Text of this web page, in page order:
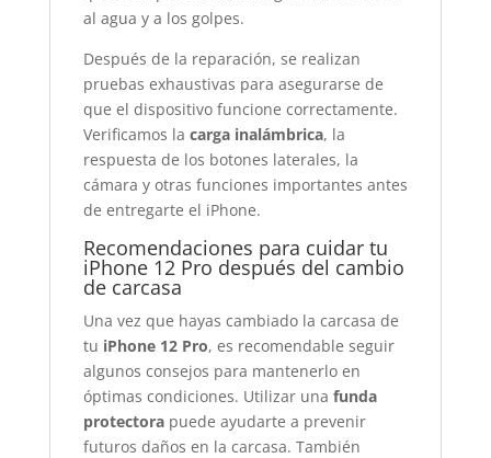
al agua y a los golpes.
Después de la reparación, se realizan
pruebas exhaustivas para asegurarse de
que el dispositivo funcione correctamente.
Verificamos la carga inalámbrica, la
respuesta de los botones laterales, la
cámara y otras funciones importantes antes
de entregarte el iPhone.
Recomendaciones para cuidar tu
iPhone 12 Pro después del cambio
de carcasa
Una vez que hayas cambiado la carcasa de
tu iPhone 12 Pro, es recomendable seguir
algunos consejos para mantenerlo en
óptimas condiciones. Utilizar una funda
protectorapuede ayudarte a prevenir
futuros daños en la carcasa. También